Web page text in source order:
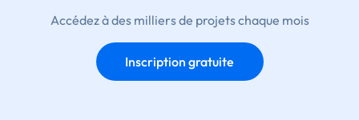
Accédez à des milliers de projets chaque mois
Inscription gratuite